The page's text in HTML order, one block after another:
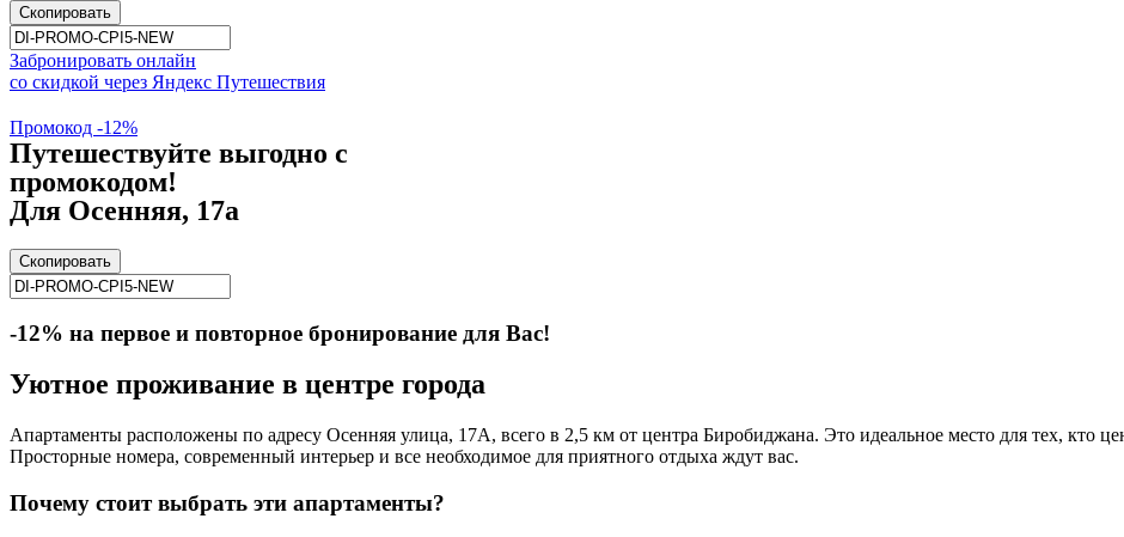
Скопировать
Забронировать онлайн
со скидкой через Яндекс Путешествия
Промокод -12%
Путешествуйте выгодно с
промокодом!
Для Осенняя, 17а
Скопировать
-12% на первое и повторное бронирование для Вас!
Уютное проживание в центре города
Апартаменты расположены по адресу Осенняя улица, 17А, всего в 2,5 км от центра Биробиджана. Это идеальное место для тех, кто
Просторные номера, современный интерьер и все необходимое для приятного отдыха ждут вас.
Почему стоит выбрать эти апартаменты?